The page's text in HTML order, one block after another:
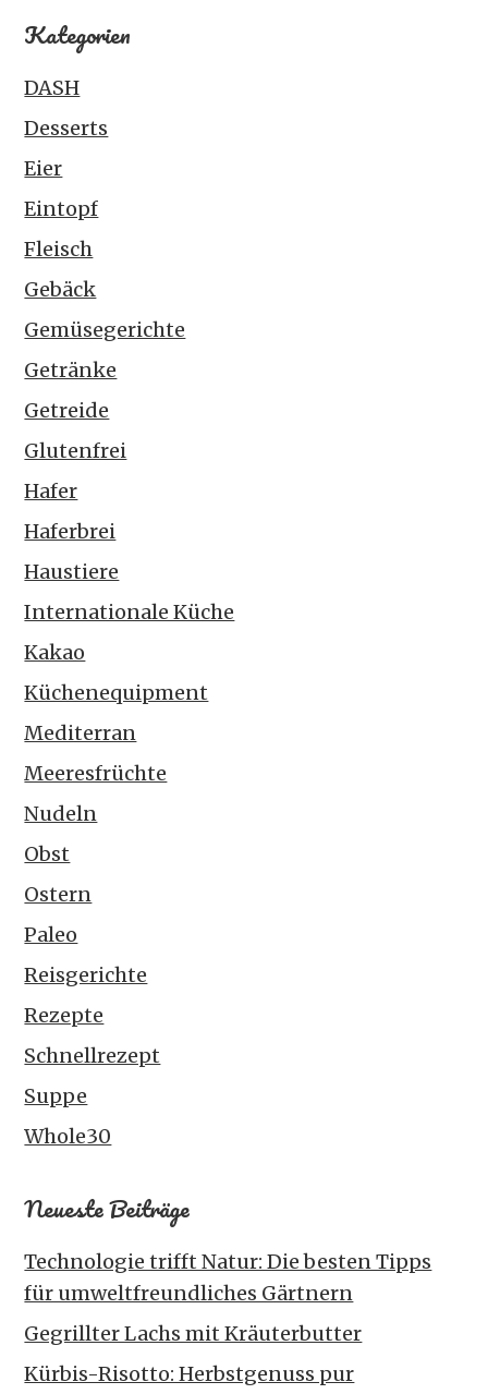
Kategorien
DASH
Desserts
Eier
Eintopf
Fleisch
Gebäck
Gemüsegerichte
Getränke
Getreide
Glutenfrei
Hafer
Haferbrei
Haustiere
Internationale Küche
Kakao
Küchenequipment
Mediterran
Meeresfrüchte
Nudeln
Obst
Ostern
Paleo
Reisgerichte
Rezepte
Schnellrezept
Suppe
Whole30
Neueste Beiträge
Technologie trifft Natur: Die besten Tipps
für umweltfreundliches Gärtnern
Gegrillter Lachs mit Kräuterbutter
Kürbis-Risotto: Herbstgenuss pur